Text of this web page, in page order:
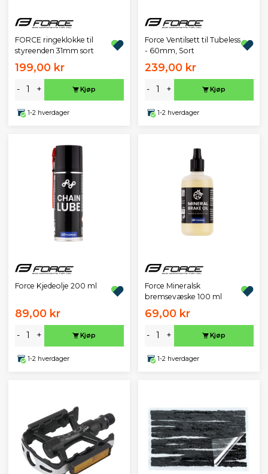
FORCE ringeklokke til
styreenden 31mm sort
199,00 kr
- + Kjøp
1-2 hverdager
Force Ventilsett til Tubeless
- 60mm, Sort
239,00 kr
- + Kjøp
1-2 hverdager
Force Kjedeolje 200 ml
89,00 kr
- + Kjøp
1-2 hverdager
Force Mineralsk
bremsevæske 100 ml
69,00 kr
- + Kjøp
1-2 hverdager